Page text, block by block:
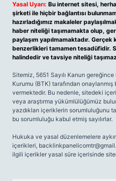
Yasal Uyarı: Bu internet sitesi,
şirketi ile hiçbir bağlantısı
hazırladığımız makaleler
haber niteliği taşımamakta olup,
paylaşım yapılmamaktadır.
benzerlikleri tamamen tesadüfidir.
halindedir ve tavsiye niteliği
Sitemiz, 5651 Sayılı Kanun
Kurumu (BTK) tarafından
vermektedir. Bu nedenle, sitedeki
veya araştırma yükümlülüğümüz
yazdıkları içeriklerin sorumluluğunu
bu sorumluluğu kabul etmiş sayılırlar.
Hukuka ve yasal düzenlemelere
içerikleri,
ilgili içerikler yasal süre içerisinde